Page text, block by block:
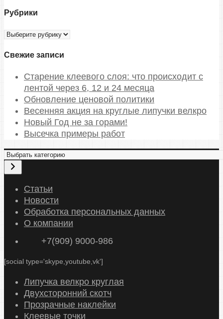
Рубрики
Рубрики
Свежие записи
Старение клеевого слоя: что происходит с
лентой через 6, 12 и 24 месяца
Обновление ценовой политики
Весенняя акция на круглые липучки велкро
Новый Год не за горами!
Высечка примеры работ
В
б
е
Статьи
Новости
Обработка персональных данных
О компании
+7(909) 9000-986
[social type='skype,youtube,vk']
Липучка велкро круглая
Двухсторонний скотч
Прозрачные наклейки
Клеевые точки